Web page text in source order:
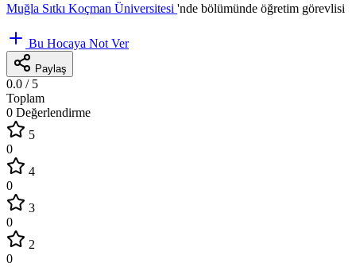
Muğla Sıtkı Koçman Üniversitesi 'nde bölümünde öğretim görevlisi
Bu Hocaya Not Ver
Paylaş
0.0 / 5
Toplam
0 Değerlendirme
5
0
4
0
3
0
2
0